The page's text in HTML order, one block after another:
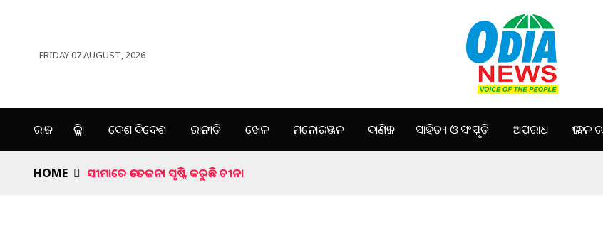
FRIDAY 07 AUGUST, 2026
ରାଜ୍ୟ ଜିଲ୍ଲା ଦେଶ ବିଦେଶ ରାଜନୀତି ଖେଳ ମନୋରଞ୍ଜନ ବାଣିଜ୍ୟ ସାହିତ୍ୟ ଓ ସଂସ୍କୃତି ଅପରାଧ ଜୀବନ
HOME ସୀମାରେ ଉତେଜନା ସୃଷ୍ଟି କରୁଛି ଚୀନ।